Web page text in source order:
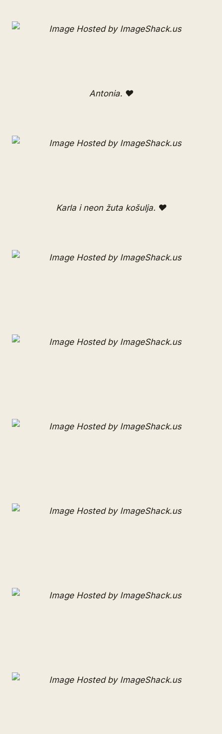
Antonia. ♥
Karla i neon žuta košulja. ♥